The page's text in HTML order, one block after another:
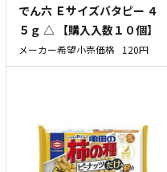
でん六 Ｅサイズバタピー ４
５ｇ △ 【購入入数１０個】
メーカー希望小売価格 120円